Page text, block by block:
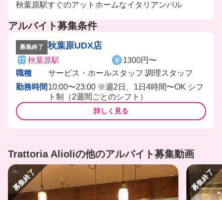
秋葉原駅すぐのアットホームなイタリアンバル
アルバイト募集条件
募集終了 秋葉原UDX店
秋葉原駅
1300円〜
職種
サービス・ホールスタッフ 調理スタッフ
勤務時間 10:00〜23:00 ※週2日、1日4時間〜OK シフ
ト制（2週間ごとのシフト）
詳しく見る
Trattoria Alioliの他のアルバイト募集動画
募集終了 募集終了